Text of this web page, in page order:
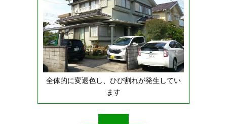
全体的に変退色し、ひび割れが発生してい
ます